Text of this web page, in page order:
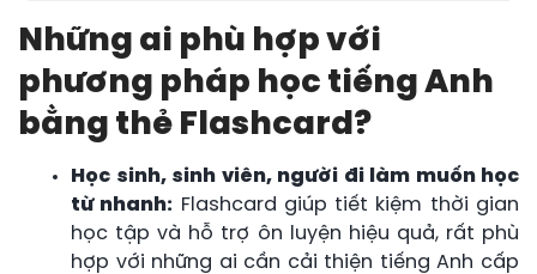
Những ai phù hợp với
phương pháp học tiếng Anh
bằng thẻ Flashcard?
Học sinh, sinh viên, người đi làm muốn học
từ nhanh: Flashcard giúp tiết kiệm thời gian
học tập và hỗ trợ ôn luyện hiệu quả, rất phù
hợp với những ai cần cải thiện tiếng Anh cấp